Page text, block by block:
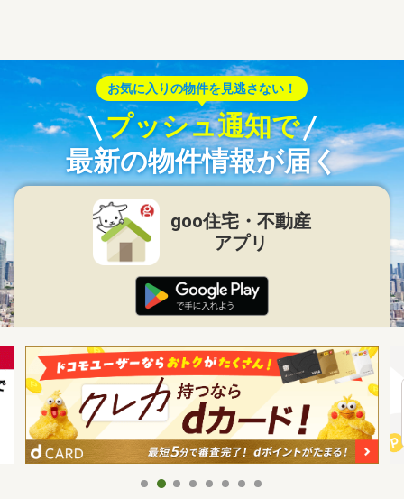
お気に入りの物件を見逃さない！
プッシュ通知で
最新の物件情報が届く
goo住宅・不動産
アプリ